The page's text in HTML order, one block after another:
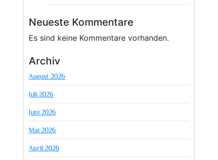
Neueste Kommentare
Es sind keine Kommentare vorhanden.
Archiv
August 2026
Juli 2026
Juni 2026
Mai 2026
April 2026